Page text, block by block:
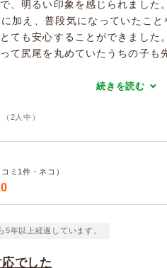
、明るい印象を感じられました。
加え、普段気になっていたこ
ても安心することができました。
て尻尾を丸めていたうちの子も
続きを読む
2 人中）
ミ1件・ネコ）
5年以上経過しています。
でした